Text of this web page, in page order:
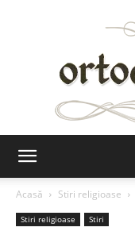
Acasă
Stiri religioase
Stiri religioase Stiri